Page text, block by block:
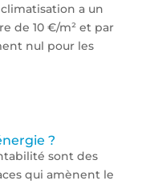
climatisation a un
de 10 €/m² et par
nul pour les
?
sont des
qui amènent le